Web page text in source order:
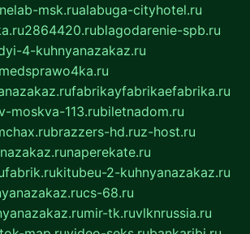
msk.rualabuga-cityhotel.ru
2864420.rublagodarenie-spb.ru
4-kuhnyanazakaz.ru
medsprawo4ka.ru
fabrikayfabrikaefabrika.ru
moskva-113.rubiletnadom.ru
brazzers-hd.ruz-host.ru
naperekate.ru
kitubeu-2-kuhnyanazakaz.ru
cs-68.ru
mir-tk.ruvlknrussia.ru